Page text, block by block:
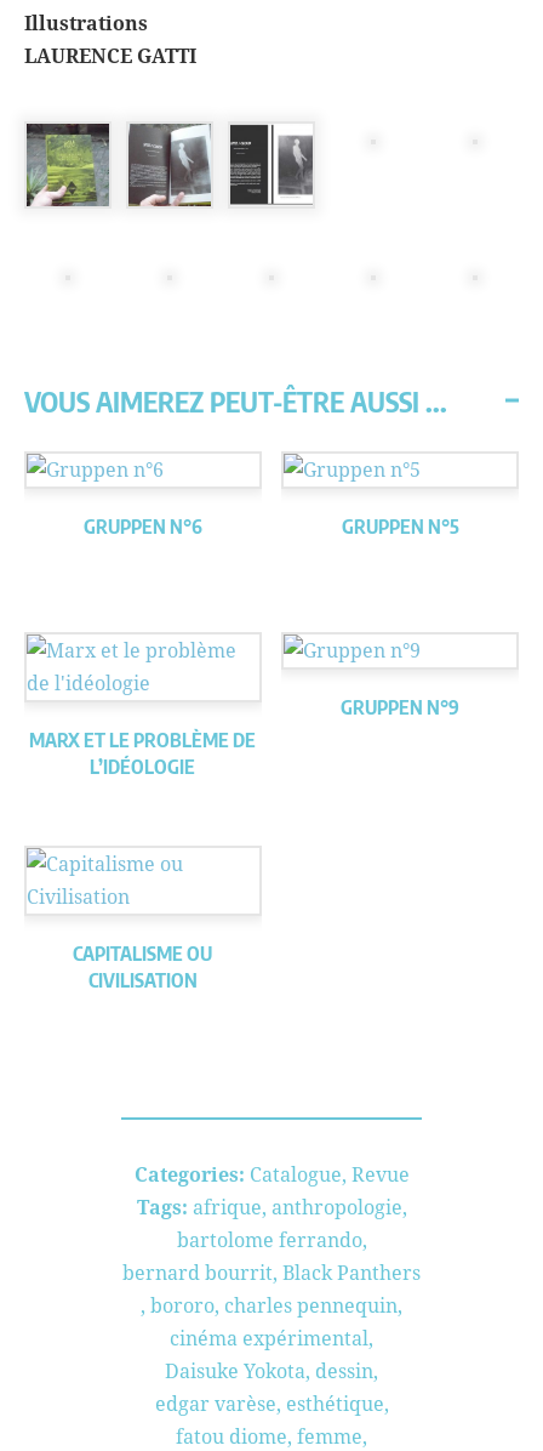
Illustrations
LAURENCE GATTI
VOUS AIMEREZ PEUT-ÊTRE AUSSI ...
GRUPPEN N°6 GRUPPEN N°5
MARX ET LE PROBLÈME DE
L’IDÉOLOGIE
GRUPPEN N°9
CAPITALISME OU
CIVILISATION
Categories: Catalogue, Revue
Tags: afrique, anthropologie,
bartolome ferrando,
bernard bourrit, Black Panthers
, bororo, charles pennequin,
cinéma expérimental,
Daisuke Yokota, dessin,
edgar varèse, esthétique,
fatou diome, femme,